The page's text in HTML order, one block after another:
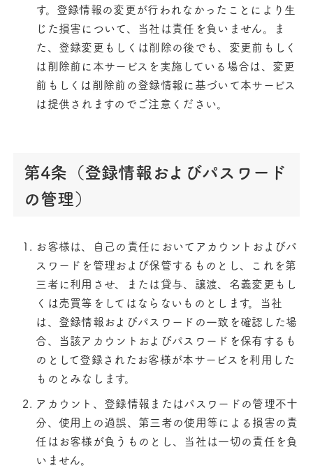
す。登録情報の変更が行われなかったことにより生
じた損害について、当社は責任を負いません。ま
た、登録変更もしくは削除の後でも、変更前もしく
は削除前に本サービスを実施している場合は、変更
前もしくは削除前の登録情報に基づいて本サービス
は提供されますのでご注意ください。
第4条（登録情報およびパスワード
の管理）
お客様は、自己の責任においてアカウントおよびパ
スワードを管理および保管するものとし、これを第
三者に利用させ、または貸与、譲渡、名義変更もし
くは売買等をしてはならないものとします。当社
は、登録情報およびパスワードの一致を確認した場
合、当該アカウントおよびパスワードを保有するも
のとして登録されたお客様が本サービスを利用した
ものとみなします。
アカウント、登録情報またはパスワードの管理不十
分、使用上の過誤、第三者の使用等による損害の責
任はお客様が負うものとし、当社は一切の責任を負
いません。